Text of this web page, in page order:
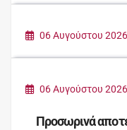
06 Αυγούστου 2026
ΤΟΥΣ
06 Αυγούστου 2026
Προσωρινά